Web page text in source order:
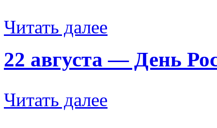
Читать далее
22 августа — День
Читать далее